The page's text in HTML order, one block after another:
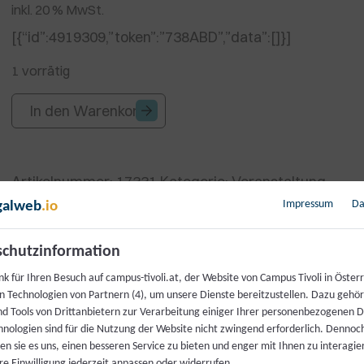
inkl. 20 % MwSt.
[{“id”:4919309,”token”:”738ABD”,”data”:[]}]
1 vorrätig
Der
Finanzausgleich
15a
B-
VG-
Vereinbarungen
In den Warenkorb
Artikelnummer:17331Kategorie:Veranstaltung
der Republik und definiert damit auch den
.io Impressum
für Ihren Besuch auf campus-tivoli.at, der Website von Campus Tivoli in
Technologien von Partnern (4), um unsere Dienste bereitzustellen. Dazu
Tools von Drittanbietern zur Verarbeitung einiger Ihrer personenbezogenen
sind für die Nutzung der Website nicht zwingend erforderlich.
sie es uns, einen besseren Service zu bieten und enger mit Ihnen zu